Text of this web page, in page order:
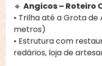
🔹 Angicos – Roteiro
• Trilha até a Grota
metros)
• Estrutura com
redários, loja de